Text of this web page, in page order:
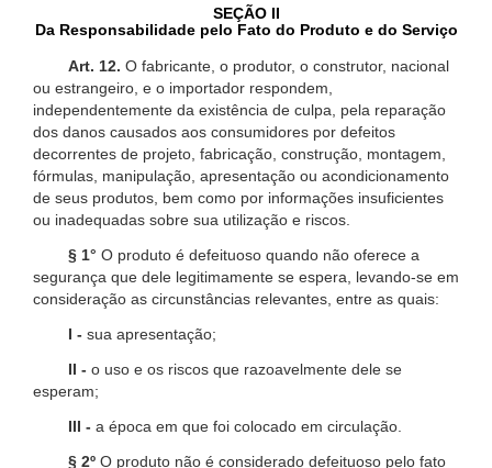
SEÇÃO II
Da Responsabilidade pelo Fato do Produto e do Serviço
Art. 12. O fabricante, o produtor, o construtor, nacional
ou estrangeiro, e o importador respondem,
independentemente da existência de culpa, pela reparação
dos danos causados aos consumidores por defeitos
decorrentes de projeto, fabricação, construção, montagem,
fórmulas, manipulação, apresentação ou acondicionamento
de seus produtos, bem como por informações insuficientes
ou inadequadas sobre sua utilização e riscos.
§ 1° O produto é defeituoso quando não oferece a
segurança que dele legitimamente se espera, levando-se em
consideração as circunstâncias relevantes, entre as quais:
I - sua apresentação;
II - o uso e os riscos que razoavelmente dele se
esperam;
III - a época em que foi colocado em circulação.
§ 2º O produto não é considerado defeituoso pelo fato